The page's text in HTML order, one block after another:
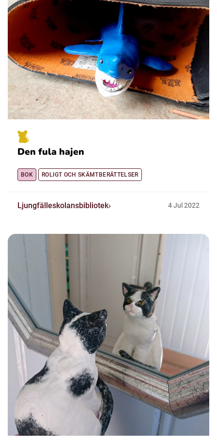
Den fula hajen
BOK ROLIGT OCH SKÄMTBERÄTTELSER
Ljungfälleskolansbibliotek 4Jul 2022